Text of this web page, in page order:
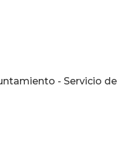
- Servicio de